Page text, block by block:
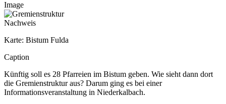
Image
Nachweis
Karte: Bistum Fulda
Caption
Künftig soll es 28 Pfarreien im Bistum geben. Wie sieht dann dort
die Gremienstruktur aus? Darum ging es bei einer
Informationsveranstaltung in Niederkalbach.